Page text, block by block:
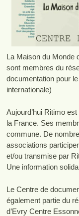
La Maison du Monde
sont membres du
documentation pour
internationale)
Aujourd’hui Ritimo
la France. Ses
commune. De
associations
et/ou transmise par
Une information
Le Centre de
également partie du
d’Evry Centre